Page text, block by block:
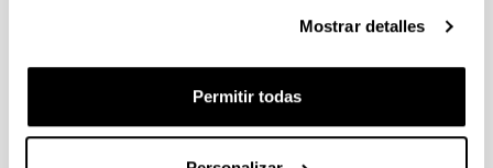
Mostrar detalles
Permitir todas
Laskurain, I., Ibarloza, A., Larrea, A. y Allur, E. (2017):
Contribution to energy management of the main
case of ISO 14001 and EMAS, Energies, Vol. 10, pp.